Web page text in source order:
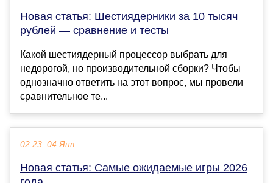
Новая статья: Шестиядерники за 10 тысяч
рублей — сравнение и тесты
Какой шестиядерный процессор выбрать для
недорогой, но производительной сборки? Чтобы
однозначно ответить на этот вопрос, мы провели
сравнительное те...
02:23, 04 Янв
Новая статья: Самые ожидаемые игры 2026